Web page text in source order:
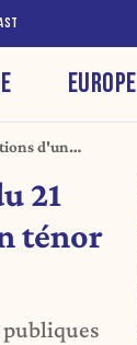
EUROPE
d'un
21
ténor
publiques